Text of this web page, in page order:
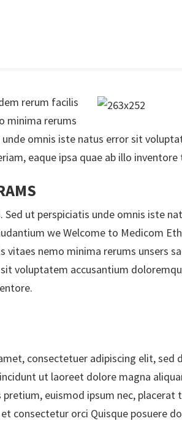
rerum facilis
minima rerums
omnis iste natus error sit
eaque ipsa quae ab illo
ut perspiciatis unde omnis iste
we Welcome to Medicom
nemo minima rerums unsers
voluptatem accusantium
consectetuer adipiscing elit, sed
ut laoreet dolore magna
euismod ipsum nec, placerat
consectetur orci Quisque posuere